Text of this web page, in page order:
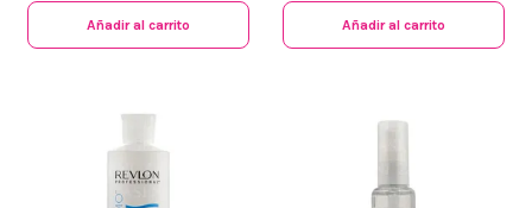
Añadir al carrito Añadir al carrito